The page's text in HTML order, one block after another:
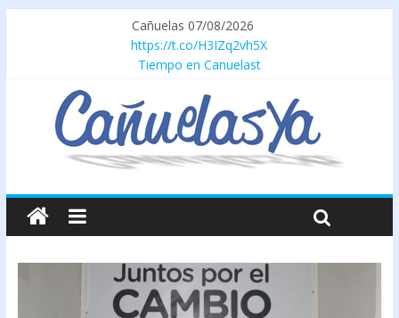
Cañuelas 07/08/2026
https://t.co/H3IZq2vh5X
Tiempo en Canuelast